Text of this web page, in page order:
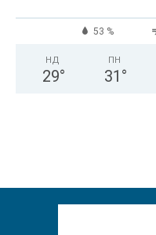
53 %
НД
29°
ПН
31 °